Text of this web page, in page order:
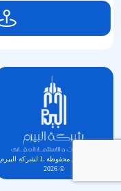
جميع الحقوق محفوظة L لشركة البيرم
© 2026